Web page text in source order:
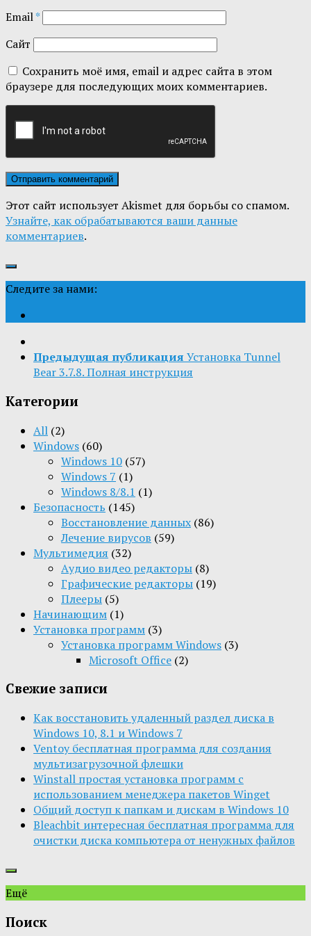
Email*
Сайт
Сохранить моё имя, email и адрес сайта в этом
браузере для последующих моих комментариев.
Этот сайт использует Akismet для борьбы со спамом.
Узнайте, как обрабатываются ваши данные
комментариев.
Следите за нами:
Предыдущая публикация Установка Tunnel
Bear 3.7.8. Полная инструкция
Категории
All (2)
Windows (60)
Windows 10 (57)
Windows 7 (1)
Windows 8/8.1 (1)
Безопасность (145)
Восстановление данных (86)
Лечение вирусов (59)
Мультимедия (32)
Aудио видео редакторы (8)
Графические редакторы (19)
Плееры (5)
Начинающим (1)
Установка программ (3)
Установка программ Windows (3)
Microsoft Office (2)
Свежие записи
Как восстановить удаленный раздел диска в
Windows 10, 8.1 и Windows 7
Ventoy бесплатная программа для создания
мультизагрузочной флешки
Winstall простая установка программ с
использованием менеджера пакетов Winget
Общий доступ к папкам и дискам в Windows 10
Bleachbit интересная бесплатная программа для
очистки диска компьютера от ненужных файлов
Ещё
Поиск